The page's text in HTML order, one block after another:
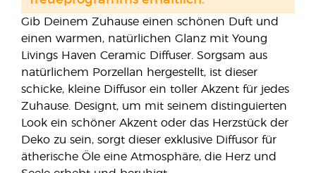
Gib Deinem Zuhause einen schönen Duft und
einen warmen, natürlichen Glanz mit Young
Livings Haven Ceramic Diffuser. Sorgsam aus
natürlichem Porzellan hergestellt, ist dieser
schicke, kleine Diffusor ein toller Akzent für jedes
Zuhause. Designt, um mit seinem distinguierten
Look ein schöner Akzent oder das Herzstück der
Deko zu sein, sorgt dieser exklusive Diffusor für
ätherische Öle eine Atmosphäre, die Herz und